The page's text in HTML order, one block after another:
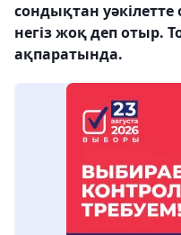
сондықтан
негіз жоқ деп отыр.
ақпаратында.